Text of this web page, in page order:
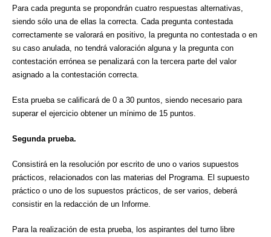
Para cada pregunta se propondrán cuatro respuestas alternativas,
siendo sólo una de ellas la correcta. Cada pregunta contestada
correctamente se valorará en positivo, la pregunta no contestada o en
su caso anulada, no tendrá valoración alguna y la pregunta con
contestación errónea se penalizará con la tercera parte del valor
asignado a la contestación correcta.
Esta prueba se calificará de 0 a 30 puntos, siendo necesario para
superar el ejercicio obtener un mínimo de 15 puntos.
Segunda prueba.
Consistirá en la resolución por escrito de uno o varios supuestos
prácticos, relacionados con las materias del Programa. El supuesto
práctico o uno de los supuestos prácticos, de ser varios, deberá
consistir en la redacción de un Informe.
Para la realización de esta prueba, los aspirantes del turno libre